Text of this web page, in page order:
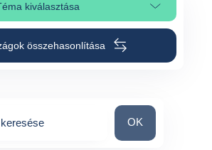
kiválasztása
Oldalszakasz kiválasztása
összehasonlítása
Ország keresése
OK